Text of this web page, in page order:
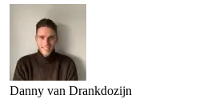
Danny van Drankdozijn